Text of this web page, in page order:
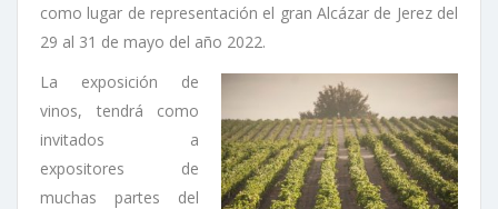
como lugar de representación el gran Alcázar de Jerez del
29 al 31 de mayo del año 2022.
La exposición de
vinos, tendrá como
invitados a
expositores de
muchas partes del